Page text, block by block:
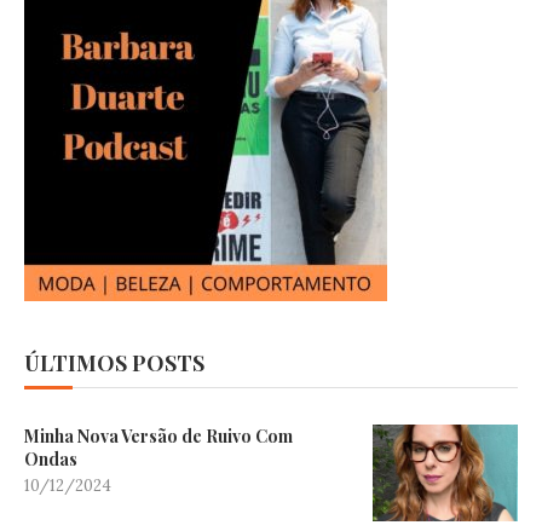
ÚLTIMOS POSTS
Minha Nova Versão de Ruivo Com
Ondas
10/12/2024